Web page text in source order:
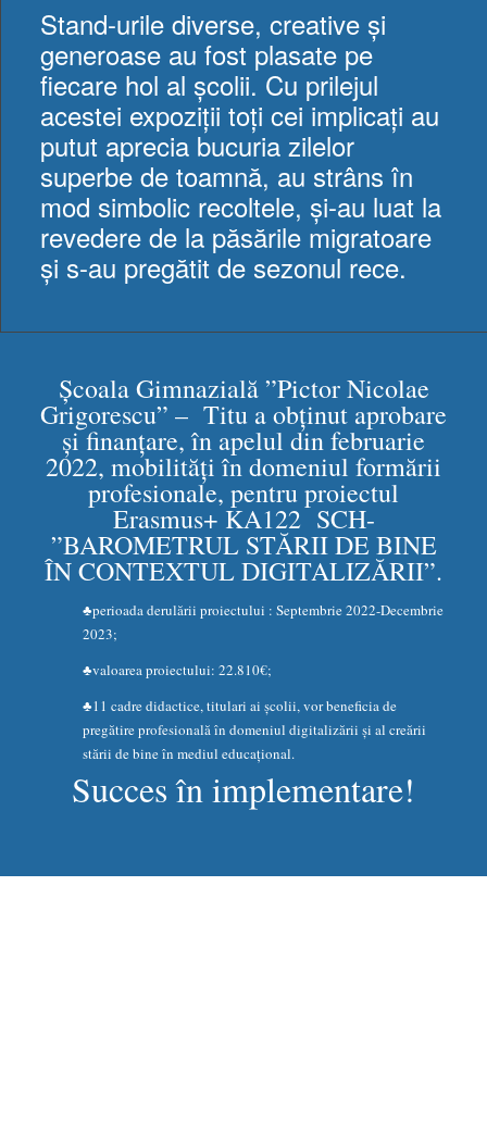
Stand-urile diverse, creative și
generoase au fost plasate pe
fiecare hol al școlii. Cu prilejul
acestei expoziții toți cei implicați au
putut aprecia bucuria zilelor
superbe de toamnă, au strâns în
mod simbolic recoltele, și-au luat la
revedere de la păsările migratoare
și s-au pregătit de sezonul rece.
Școala Gimnazială ”Pictor Nicolae
Grigorescu” – Titu a obținut aprobare
și finanțare, în apelul din februarie
2022, mobilități în domeniul formării
profesionale, pentru proiectul
Erasmus+ KA122 SCH-
”BAROMETRUL STĂRII DE BINE
ÎN CONTEXTUL DIGITALIZĂRII”.
♣perioada derulării proiectului : Septembrie 2022-Decembrie
2023;
♣valoarea proiectului: 22.810€;
♣11 cadre didactice, titulari ai școlii, vor beneficia de
pregătire profesională în domeniul digitalizării și al creării
stării de bine în mediul educațional.
Succes în implementare!